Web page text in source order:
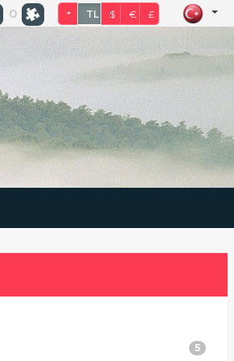
0 * TL $ € £
5